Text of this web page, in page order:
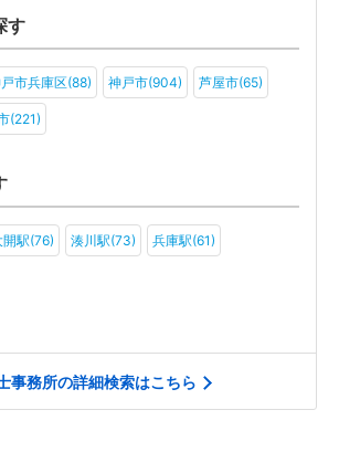
す
市兵庫区(88) 神戸市(904) 芦屋市(65)
(221)
開駅(76) 湊川駅(73) 兵庫駅(61)
事務所の詳細検索はこちら